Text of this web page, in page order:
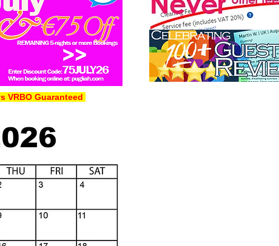
VRBO Guaranteed